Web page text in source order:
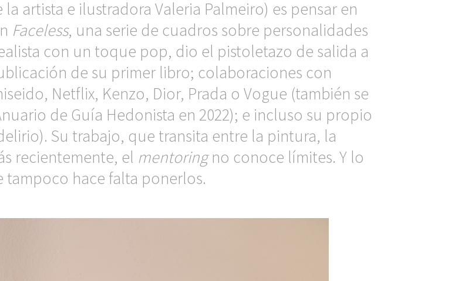
artista e ilustradora Valeria Palmeiro) es pensar en
Faceless, una serie de cuadros sobre personalidades
con un toque pop, dio el pistoletazo de salida a
de su primer libro; colaboraciones con
Netflix, Kenzo, Dior, Prada o Vogue (también se
de Guía Hedonista en 2022); e incluso su propio
Su trabajo, que transita entre la pintura, la
recientemente, el mentoringno conoce límites. Y lo
tampoco hace falta ponerlos.